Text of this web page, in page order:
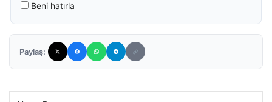
Beni hatırla
Paylaş: